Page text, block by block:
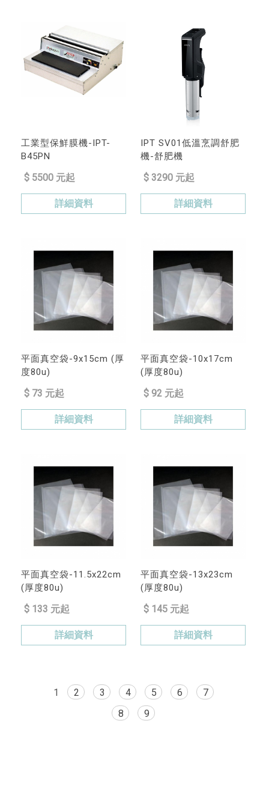
工業型保鮮膜機-IPT-
B45PN
$ 5500 元起
詳細資料
IPT SV01低溫烹調舒肥
機-舒肥機
$ 3290 元起
詳細資料
平面真空袋-9x15cm (厚
度80u)
$ 73 元起
詳細資料
平面真空袋-10x17cm
(厚度80u)
$ 92 元起
詳細資料
平面真空袋-11.5x22cm
(厚度80u)
$ 133 元起
詳細資料
平面真空袋-13x23cm
(厚度80u)
$ 145 元起
詳細資料
1 2 3 4 5 6
7
8
9